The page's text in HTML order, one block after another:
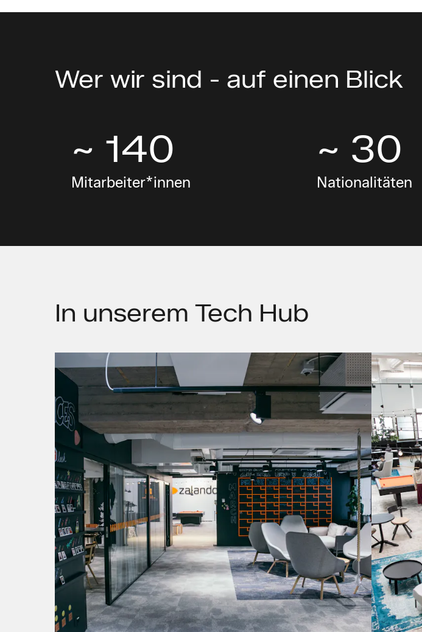
Wer wir sind - auf einen Blick
~ 140
Mitarbeiter*innen
~ 30
Nationalitäten
In unserem Tech Hub